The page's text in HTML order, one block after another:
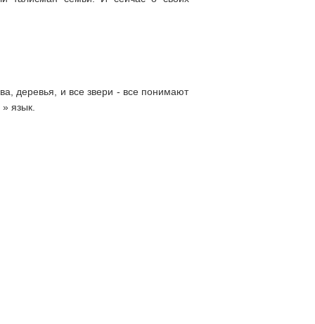
деревья, и все звери - все понимают
язык.